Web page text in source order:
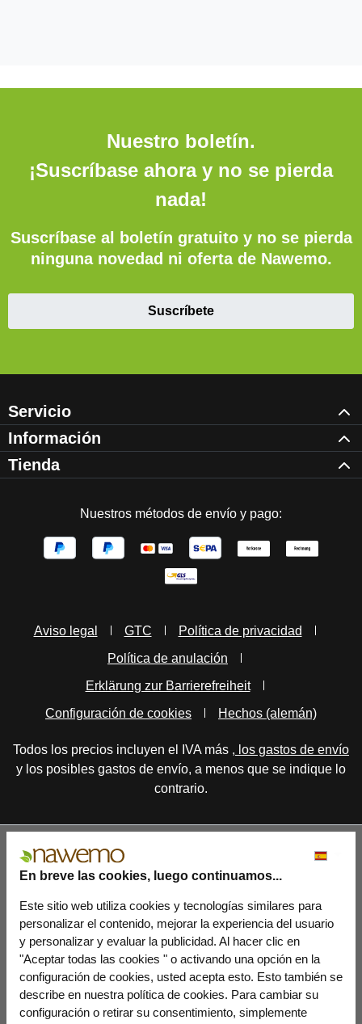
En breve las cookies, luego continuamos...
Este sitio web utiliza cookies y tecnologías similares para
personalizar el contenido, mejorar la experiencia del usuario
y personalizar y evaluar la publicidad. Al hacer clic en
"Aceptar todas las cookies " o activando una opción en la
configuración de cookies, usted acepta esto. Esto también se
describe en nuestra política de cookies. Para cambiar su
configuración o retirar su consentimiento, simplemente
Nuestro boletín.
¡Suscríbase ahora y no se pierda
nada!
Suscríbase al boletín gratuito y no se pierda
ninguna novedad ni oferta de Nawemo.
Suscríbete
Servicio
Información
Tienda
Nuestros métodos de envío y pago:
Aviso legal GTC
Política de privacidad
Política de anulación
Erklärung zur Barrierefreiheit
Configuración de cookies
Hechos (alemán)
Todos los precios incluyen el IVA más , los gastos de envío
y los posibles gastos de envío, a menos que se indique lo
contrario.